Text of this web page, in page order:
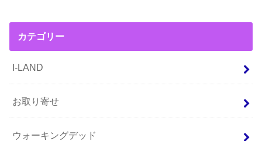
カテゴリー
I-LAND
お取り寄せ
ウォーキングデッド